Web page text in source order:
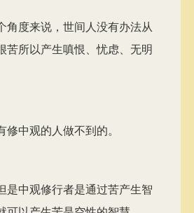
角度来说，世间人没有办法从
苦所以产生嗔恨、忧虑、无明
中观的人做不到的。
是中观修行者是通过苦产生智